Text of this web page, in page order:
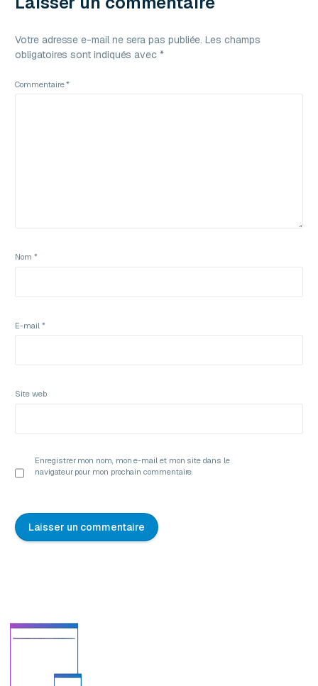
Votre adresse e-mail ne sera pas publiée. Les champs
obligatoires sont indiqués avec *
Commentaire*
Nom *
E-mail *
Site web
Enregistrer mon nom, mon e-mail et mon site dans le
navigateur pour mon prochain commentaire.